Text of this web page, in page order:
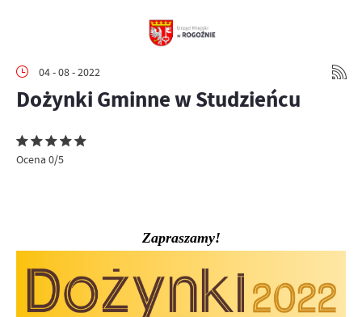
04 - 08 - 2022
Dożynki Gminne w Studzieńcu
Ocena 0/5
Zapraszamy!